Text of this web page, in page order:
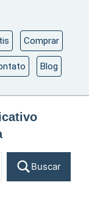
Comprar
Blog
Buscar